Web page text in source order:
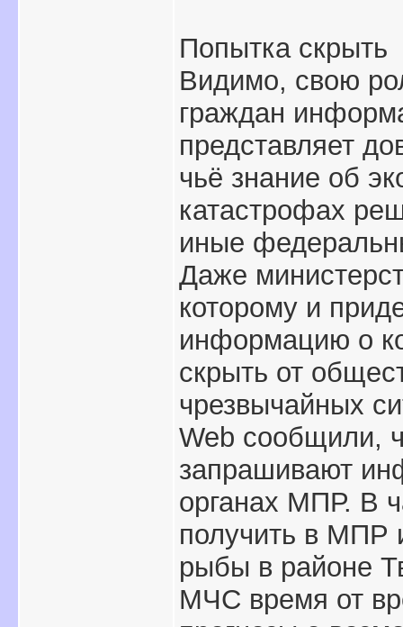
Попытка скрыть
Видимо, свою
граждан
представляет
чьё знание об
катастрофах
иные
Даже
которому и
информацию о
скрыть от
чрезвычайных
Web сообщили,
запрашивают
органах МПР. В
получить в МПР
рыбы в районе
МЧС время от